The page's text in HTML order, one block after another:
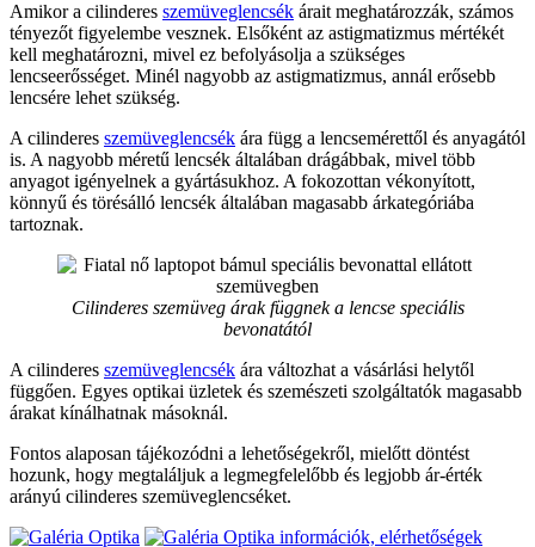
Amikor a cilinderes szemüveglencsék árait meghatározzák, számos
tényezőt figyelembe vesznek. Elsőként az astigmatizmus mértékét
kell meghatározni, mivel ez befolyásolja a szükséges
lencseerősséget. Minél nagyobb az astigmatizmus, annál erősebb
lencsére lehet szükség.
A cilinderes szemüveglencsék ára függ a lencsemérettől és anyagától
is. A nagyobb méretű lencsék általában drágábbak, mivel több
anyagot igényelnek a gyártásukhoz. A fokozottan vékonyított,
könnyű és törésálló lencsék általában magasabb árkategóriába
tartoznak.
Cilinderes szemüveg árak függnek a lencse speciális
bevonatától
A cilinderes szemüveglencsék ára változhat a vásárlási helytől
függően. Egyes optikai üzletek és szemészeti szolgáltatók magasabb
árakat kínálhatnak másoknál.
Fontos alaposan tájékozódni a lehetőségekről, mielőtt döntést
hozunk, hogy megtaláljuk a legmegfelelőbb és legjobb ár-érték
arányú cilinderes szemüveglencséket.